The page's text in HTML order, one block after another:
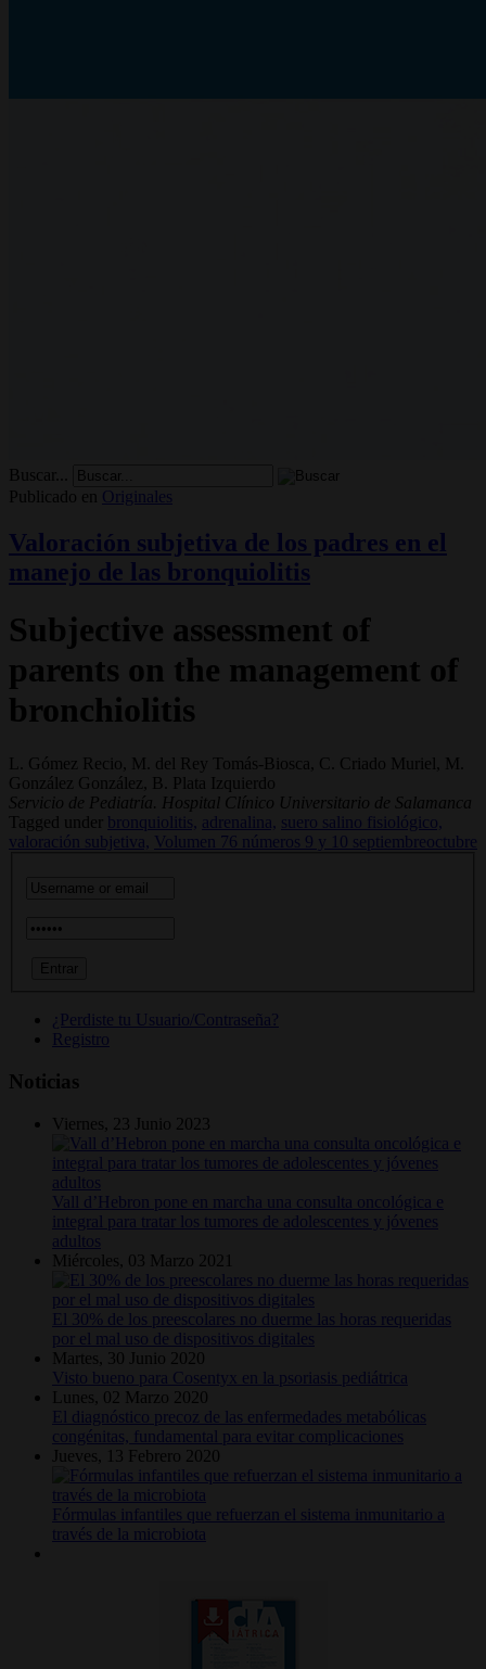
Buscar...
Publicado en
Originales
Valoración subjetiva de los padres en el
manejo de las bronquiolitis
Subjective assessment of
parents on the management of
bronchiolitis
L. Gómez Recio, M. del Rey Tomás-Biosca, C. Criado Muriel, M.
González González, B. Plata Izquierdo
Servicio de Pediatría. Hospital Clínico Universitario de Salamanca
Tagged under
bronquiolitis, adrenalina, suero salino fisiológico,
valoración subjetiva,
Volumen 76 números 9 y 10 septiembreoctubre
¿Perdiste tu Usuario/Contraseña?
Registro
Noticias
Viernes, 23 Junio 2023
Vall d’Hebron pone en marcha una consulta oncológica e
integral para tratar los tumores de adolescentes y jóvenes
adultos
Miércoles, 03 Marzo 2021
El 30% de los preescolares no duerme las horas requeridas
por el mal uso de dispositivos digitales
Martes, 30 Junio 2020
Visto bueno para Cosentyx en la psoriasis pediátrica
Lunes, 02 Marzo 2020
El diagnóstico precoz de las enfermedades metabólicas
congénitas, fundamental para evitar complicaciones
Jueves, 13 Febrero 2020
Fórmulas infantiles que refuerzan el sistema inmunitario a
través de la microbiota